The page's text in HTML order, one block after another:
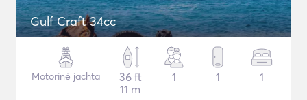
Gulf Craft 34cc
Motorinė jachta
36 ft
11 m
1 1 1